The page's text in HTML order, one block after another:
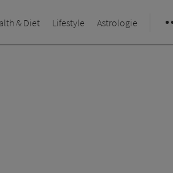
& Diet Lifestyle Astrologie